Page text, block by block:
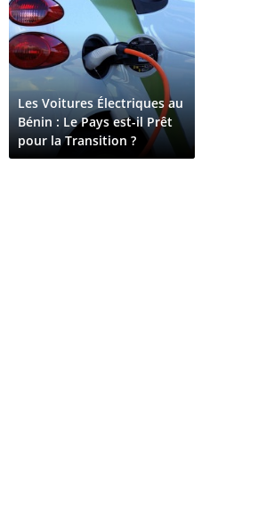
Les Voitures Électriques au
Bénin : Le Pays est-il Prêt
pour la Transition ?